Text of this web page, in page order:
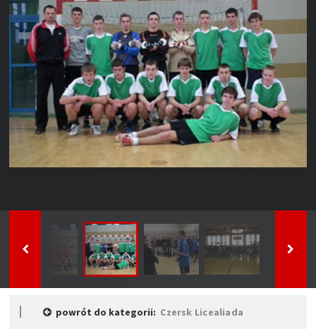
powrót do kategorii: Czersk Licealiada